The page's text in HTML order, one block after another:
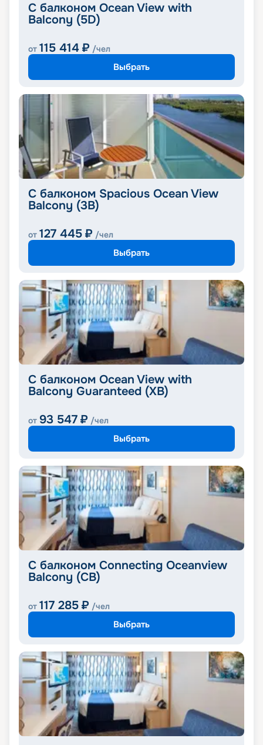
С балконом Ocean View with
Balcony (5D)
от 115 414 ₽ /чел
Выбрать
С балконом Spacious Ocean View
Balcony (3B)
от 127 445 ₽ /чел
Выбрать
С балконом Ocean View with
Balcony Guaranteed (XB)
от 93 547 ₽ /чел
Выбрать
С балконом Connecting Oceanview
Balcony (CB)
от 117 285 ₽ /чел
Выбрать